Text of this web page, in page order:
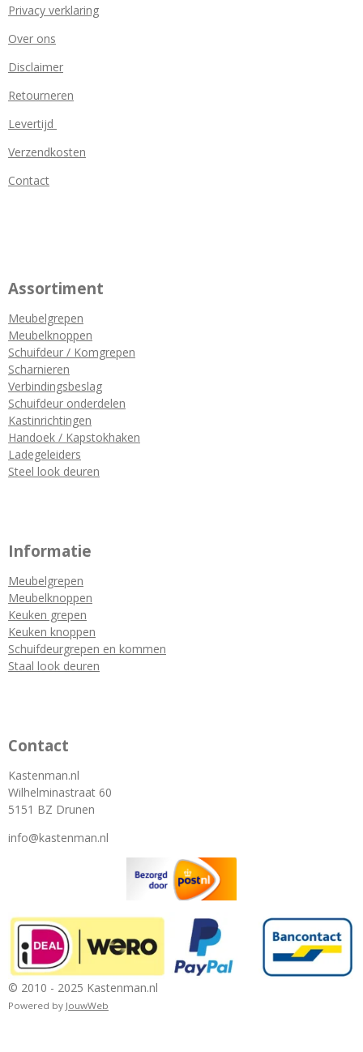
Privacy verklaring
Over ons
Disclaimer
Retourneren
Levertijd
Verzendkosten
Contact
Assortiment
Meubelgrepen
Meubelknoppen
Schuifdeur / Komgrepen
Scharnieren
Verbindingsbeslag
Schuifdeur onderdelen
Kastinrichtingen
Handoek / Kapstokhaken
Ladegeleiders
Steel look deuren
Informatie
Meubelgrepen
Meubelknoppen
Keuken grepen
Keuken knoppen
Schuifdeurgrepen en kommen
Staal look deuren
Contact
Kastenman.nl
Wilhelminastraat 60
5151 BZ Drunen
info@kastenman.nl
© 2010 - 2025 Kastenman.nl
Powered by JouwWeb